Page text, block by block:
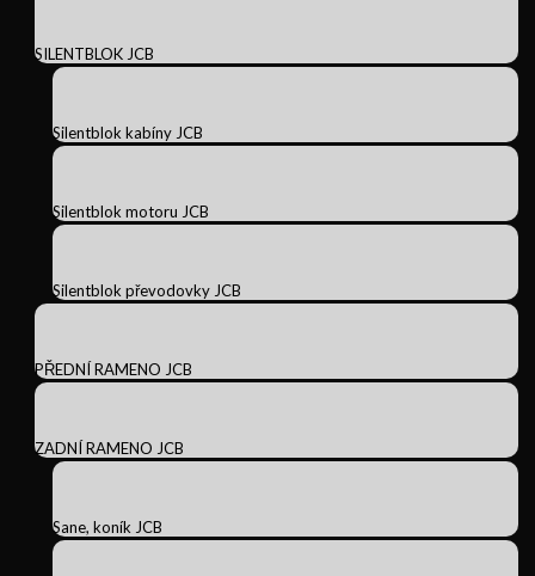
SILENTBLOK JCB
Silentblok kabíny JCB
Silentblok motoru JCB
Silentblok převodovky JCB
PŘEDNÍ RAMENO JCB
ZADNÍ RAMENO JCB
Sane, koník JCB